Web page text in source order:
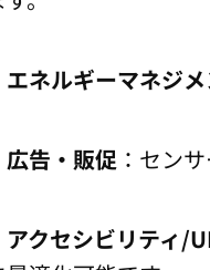
エネルギーマネジ
広告・販促 ：セン
アクセシビリティ/